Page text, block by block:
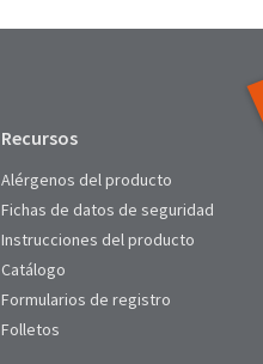
Recursos
Alérgenos del producto
Fichas de datos de seguridad
Instrucciones del producto
Catálogo
Formularios de registro
Folletos